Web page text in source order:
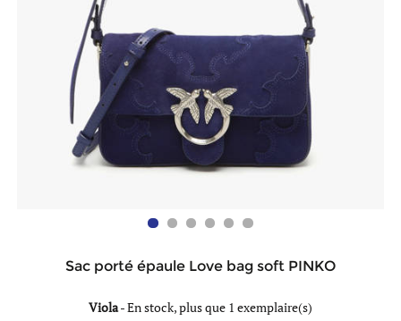
Sac porté épaule Love bag soft PINKO
Viola-En stock, plus que 1 exemplaire(s)